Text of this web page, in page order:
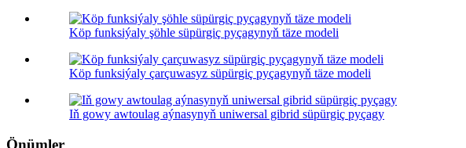
Köp funksiýaly şöhle süpürgiç pyçagynyň täze modeli
Köp funksiýaly çarçuwasyz süpürgiç pyçagynyň täze modeli
Iň gowy awtoulag aýnasynyň uniwersal gibrid süpürgiç pyçagy
Önümler